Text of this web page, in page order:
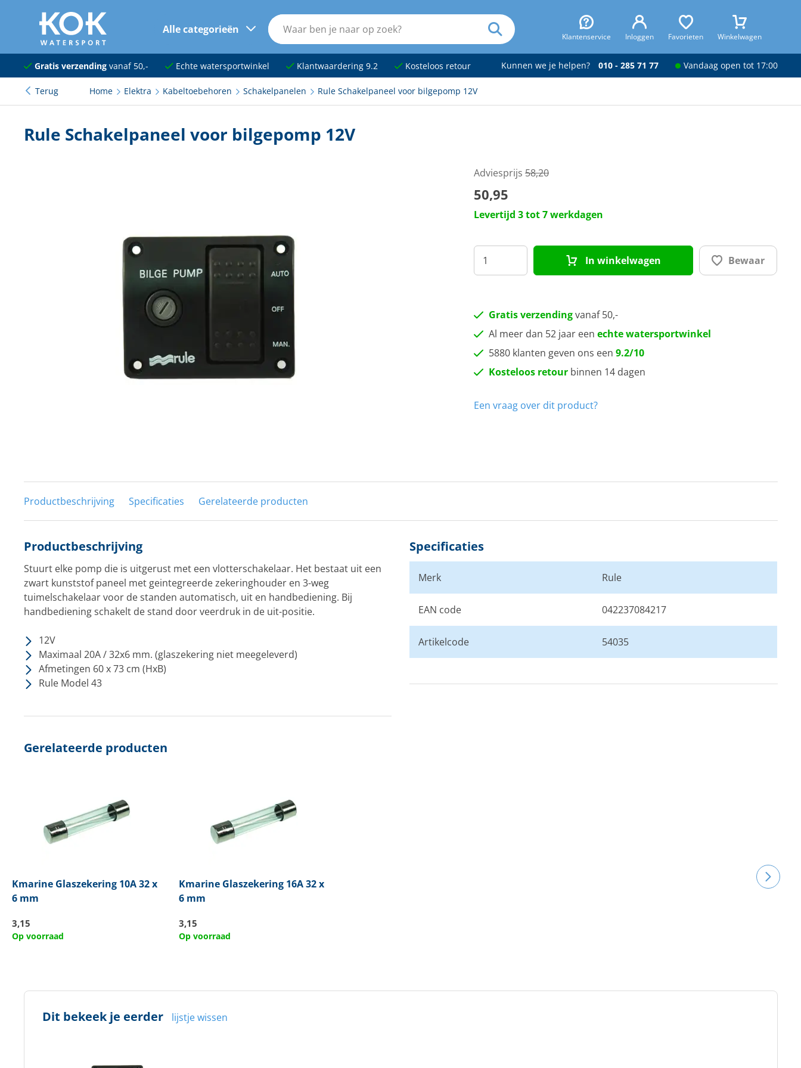
naar hoofdinhoud
Alle categorieën
Klantenservice Inloggen Favorieten Winkelwagen
Navigatie
Dekuitrusting
Onderhoud en verf
Kajuit en kombuis
Techniek en motor
Tuigage en dekbeslag
Boten, toebehoren en fun
Gratis verzendingvanaf 50,- Echte watersportwinkel Klantwaardering 9.2 Kosteloos retour Kunnen we je helpen? 010 - 285 71 77 Vandaag open tot 17:00
Terug Home Elektra Kabeltoebehoren Schakelpanelen Rule Schakelpaneel voor bilgepomp 12V
Rule Schakelpaneel voor bilgepomp 12V
Adviesprijs58,20
50,95
Levertijd 3 tot 7 werkdagen
In winkelwagen Bewaar
Gratis verzendingvanaf 50,-
Al meer dan 52 jaar een echte watersportwinkel
5880 klanten geven ons een 9.2/10
Kosteloos retourbinnen 14 dagen
Een vraag over dit product?
Productbeschrijving Specificaties Gerelateerde producten
Productbeschrijving
Stuurt elke pomp die is uitgerust met een vlotterschakelaar. Het bestaat uit een
zwart kunststof paneel met geintegreerde zekeringhouder en 3-weg
tuimelschakelaar voor de standen automatisch, uit en handbediening. Bij
handbediening schakelt de stand door veerdruk in de uit-positie.
12V
Maximaal 20A / 32x6 mm. (glaszekering niet meegeleverd)
Afmetingen 60 x 73 cm (HxB)
Rule Model 43
Specificaties
Merk Rule
EAN code 042237084217
Artikelcode 54035
Gerelateerde producten
KmarineGlaszekering 10A 32 x
6 mm
3,15
Op voorraad
KmarineGlaszekering 16A 32 x
6 mm
3,15
Op voorraad
Dit bekeek je eerder lijstje wissen